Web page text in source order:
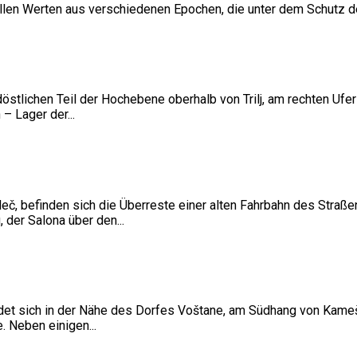
Werten aus verschiedenen Epochen, die unter dem Schutz
Teil der Hochebene oberhalb von Trilj, am rechten
Lager der...
befinden sich die Überreste einer alten Fahrbahn des
Salona über den...
in der Nähe des Dorfes Voštane, am Südhang von
Neben einigen...